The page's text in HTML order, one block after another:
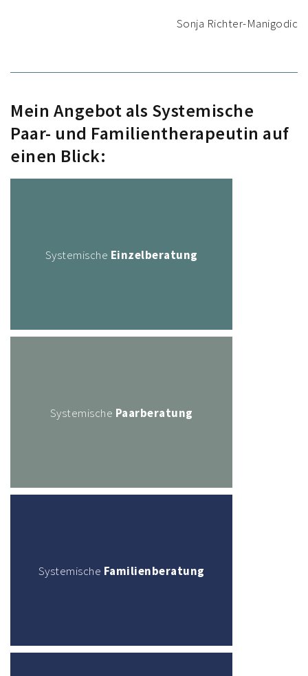
Sonja Richter-Manigodic
Mein Angebot als Systemische
Paar- und Familientherapeutin auf
einen Blick:
Systemische Einzelberatung
Systemische Paarberatung
Systemische Familienberatung